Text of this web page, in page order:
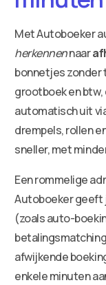
Met Autoboeker
herkennennaar
bonnetjes zonder
grootboek en
automatisch uit
drempels, rollen
sneller, met
Een rommelige
Autoboeker geeft
(zoals auto-
afwijkende
enkele minuten